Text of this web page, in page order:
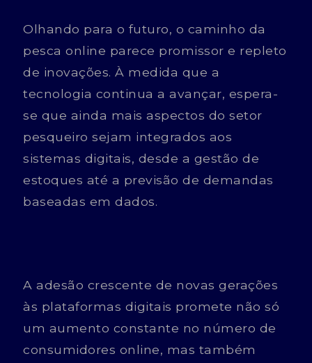
Olhando para o futuro, o caminho da
pesca online parece promissor e repleto
de inovações. À medida que a
tecnologia continua a avançar, espera-
se que ainda mais aspectos do setor
pesqueiro sejam integrados aos
sistemas digitais, desde a gestão de
estoques até a previsão de demandas
baseadas em dados.
A adesão crescente de novas gerações
às plataformas digitais promete não só
um aumento constante no número de
consumidores online, mas também